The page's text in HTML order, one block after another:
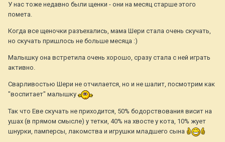
У нас тоже недавно были щенки - они на месяц старше этого
помета.
Когда все щеночки разъехались, мама Шери стала очень скучать,
но скучать пришлось не больше месяца :)
Малышку она встретила очень хорошо, сразу стала с ней играть
активно.
Сварливостью Шери не отчилается, но и не шалит, посмотрим как
"воспитает" малышку
Так что Еве скучать не приходится, 50% бодорствования висит на
ушах (в прямом смысле) у тетки, 40% на хвосте у кота, 10% жует
шнурки, памперсы, лакомства и игрушки младшего сына